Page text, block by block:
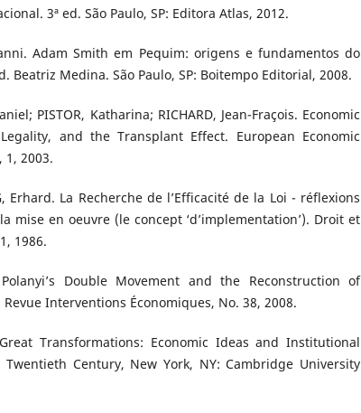
3ª ed. São Paulo, SP: Editora Atlas, 2012.
Adam Smith em Pequim: origens e fundamentos do
Beatriz Medina. São Paulo, SP: Boitempo Editorial, 2008.
PISTOR, Katharina; RICHARD, Jean-Fraçois. Economic
and the Transplant Effect. European Economic
1, 2003.
Erhard. La Recherche de l’Efficacité de la Loi - réflexions
mise en oeuvre (le concept ‘d’implementation’). Droit et
1986.
Polanyi’s Double Movement and the Reconstruction of
Interventions Économiques, No. 38, 2008.
Transformations: Economic Ideas and Institutional
Century, New York, NY: Cambridge University